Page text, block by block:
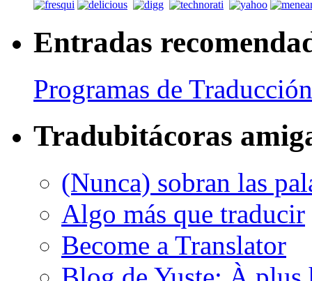
Entradas
Programas de
Tradubitácoras
(Nunca) sobran las
Algo más que traducir
Become a Translator